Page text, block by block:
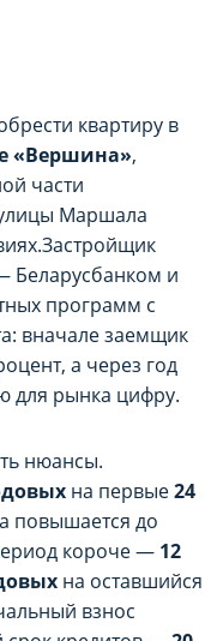
квартиру в
«Вершина»,
части
Маршала
Беларусбанком и
программ с
вначале заемщик
а через год
для рынка цифру.
нюансы.
на первые24
повышается до
короче — 12
на оставшийся
взнос